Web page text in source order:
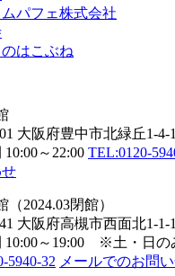
大阪府豊中市北緑丘1-4-
10:00～22:00 TEL:0120-
2024.03閉館）
大阪府高槻市西面北1-1-1
10:00～19:00 ※土・日の
5940-32 メールでのお問